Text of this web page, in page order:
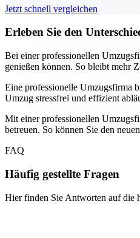
Jetzt schnell vergleichen
Erleben Sie den
Bei einer professionellen
genießen können. So bleibt mehr
Eine professionelle Umzugsfirma
Umzug stressfrei und effizient
Mit einer professionellen
betreuen. So können Sie den
FAQ
Häufig gestellte Fragen
Hier finden Sie Antworten auf die